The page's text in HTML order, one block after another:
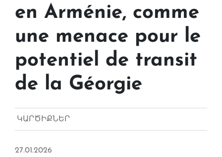
en Arménie, comme
une menace pour le
potentiel de transit
de la Géorgie
ԿԱՐԾԻՔՆԵՐ
27.01.2026